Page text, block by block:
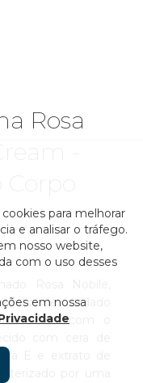
Rosa
-
Rosa Nobile,
de cuidado
com o
com cera de
E e extrato de
por uma
para melhorar
e analisar o tráfego.
nosso website,
com o uso desses
em nossa